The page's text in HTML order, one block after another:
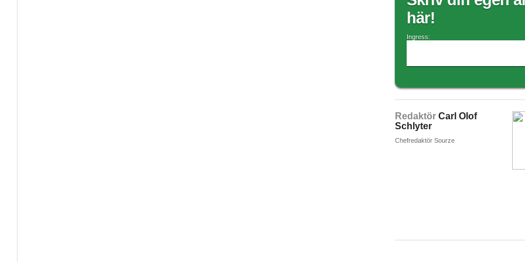
här!
Ingress:
Redaktör Carl Olof
Schlyter
Chefredaktör Sourze